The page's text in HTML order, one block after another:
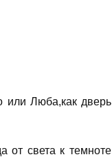
или Люба,как дверь
от света к темноте